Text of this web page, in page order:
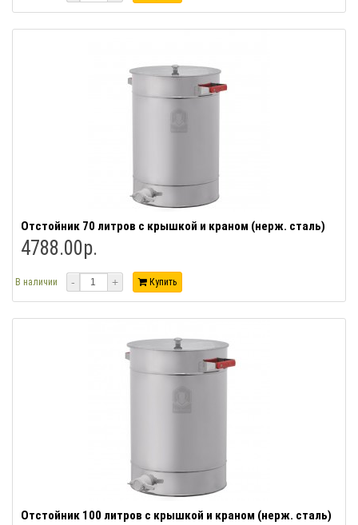
Отстойник 70 литров с крышкой и краном (нерж. сталь)
4788.00р.
В наличии - + Купить
Отстойник 100 литров с крышкой и краном (нерж. сталь)